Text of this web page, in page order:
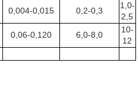
0,004-0,015 0,2-0,3
1,0-
2,5
0,06-0,120 6,0-8,0
10-
12